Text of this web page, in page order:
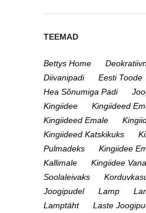
TEEMAD
Bettys Home
Diivanipadi
Eesti Toode
Hea Sõnumiga Padi
Kingiidee
Kingiideed
Kingiideed Emale
Kingiideed Katskikuks
Pulmadeks
Kingiidee
Kallimale
Kingiidee
Soolaleivaks
Joogipudel
Lamp
Lamptäht
Laste